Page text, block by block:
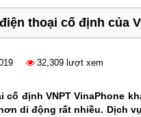
thoại cố định của
32,309 lượt xem
cố định VNPT VinaPhone
di động rất nhiều. Dịch